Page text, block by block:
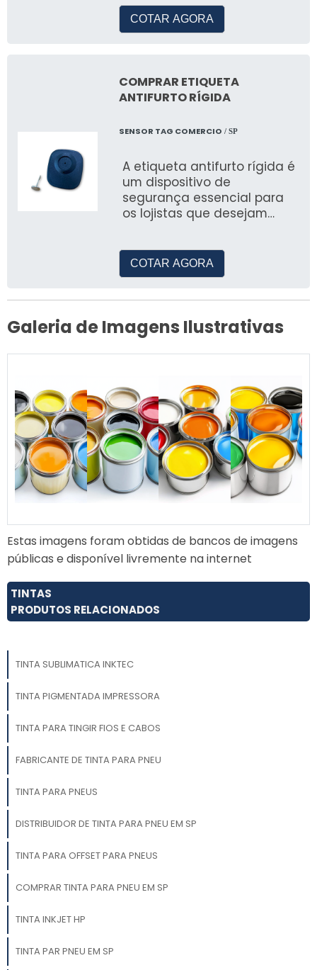
COTAR AGORA
COMPRAR ETIQUETA
ANTIFURTO RÍGIDA
SENSOR TAG COMERCIO / SP
A etiqueta antifurto rígida é
um dispositivo de
segurança essencial para
os lojistas que desejam
COTAR AGORA
Galeria de Imagens Ilustrativas
Estas imagens foram obtidas de bancos de imagens
públicas e disponível livremente na internet
TINTAS
PRODUTOS RELACIONADOS
TINTA SUBLIMATICA INKTEC
TINTA PIGMENTADA IMPRESSORA
TINTA PARA TINGIR FIOS E CABOS
FABRICANTE DE TINTA PARA PNEU
TINTA PARA PNEUS
DISTRIBUIDOR DE TINTA PARA PNEU EM SP
TINTA PARA OFFSET PARA PNEUS
COMPRAR TINTA PARA PNEU EM SP
TINTA INKJET HP
TINTA PAR PNEU EM SP